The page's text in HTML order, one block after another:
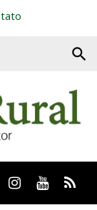
search
twitter Instagram
Youtube